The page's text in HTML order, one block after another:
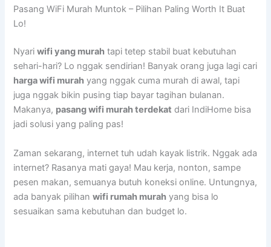
Pasang WiFi Murah Muntok – Pilihan Paling Worth It Buat
Lo!
Nyariwifi yang murah tapi tetep stabil buat kebutuhan
sehari-hari? Lo nggak sendirian! Banyak orang juga lagi cari
harga wifi murah yang nggak cuma murah di awal, tapi
juga nggak bikin pusing tiap bayar tagihan bulanan.
Makanya, pasang wifi murah terdekat dari IndiHome bisa
jadi solusi yang paling pas!
Zaman sekarang, internet tuh udah kayak listrik. Nggak ada
internet? Rasanya mati gaya! Mau kerja, nonton, sampe
pesen makan, semuanya butuh koneksi online. Untungnya,
ada banyak pilihanwifi rumah murah yang bisa lo
sesuaikan sama kebutuhan dan budget lo.